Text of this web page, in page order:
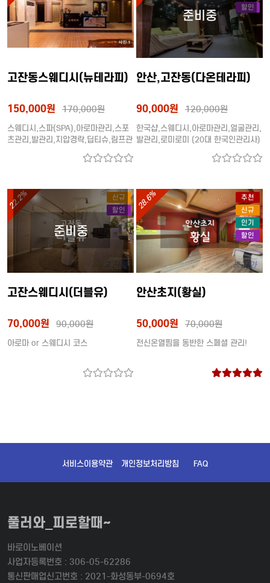
고잔동스웨디시(뉴테라피)
150,000원 170,000원
스웨디시,스파(SPA),아로마관리,스포
츠관리,발관리,지압경락,딥티슈,림프관
리,로미로미,센슈얼,두리코스(2인),24
시간,단체환영 (20대관리시)
할인
안산,고잔동(다온테라피)
90,000원 120,000원
한국샵,스웨디시,아로마관리,얼굴관리,
발관리,로미로미 (20대 한국인관리사)
신규
할인
22.2%
고잔스웨디시(더블유)
70,000원 90,000원
아로마 or 스웨디시 코스
추천
신규
인기
할인
28.6%
안산초지(황실)
50,000원 70,000원
전신온열찜을 동반한 스페셜 관리!
서비스이용약관 개인정보처리방침 FAQ
풀러와_피로할때~
바로이노베이션
사업자등록번호 : 306-05-62286
통신판매업신고번호 : 2021-화성동부-0694호